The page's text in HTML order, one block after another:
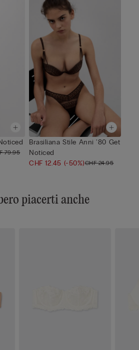
79.95
Brasiliana Stile Anni '80 Get
Noticed
CHF 12.45 (-50%)CHF 24.95
piacerti anche